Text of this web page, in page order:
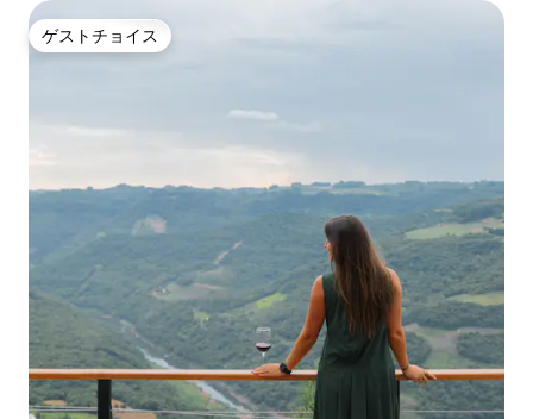
ゲストチョイス
ゲストチョイス